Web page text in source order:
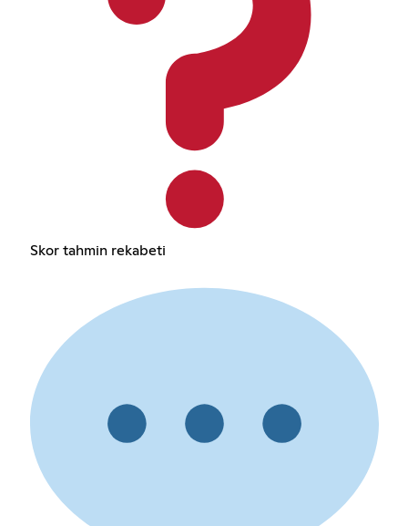
Skor tahmin rekabeti